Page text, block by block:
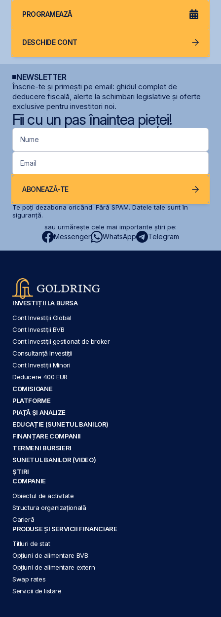
PROGRAMEAZĂ
DESCHIDE CONT
NEWSLETTER
Înscrie-te și primești pe email: ghidul complet de
deducere fiscală, alerte la schimbari legislative și oferte
exclusive pentru investitori noi.
Fii cu un pas înaintea pieței!
Nume
Email
ABONEAZĂ-TE
Te poți dezabona oricând. Fără SPAM. Datele tale sunt în
siguranță.
sau urmărește cele mai importante știri pe:
Messenger WhatsApp Telegram
INVESTIȚII LA BURSA
Cont Investiții Global
Cont Investiții BVB
Cont Investiții gestionat de broker
Consultanță Investiții
Cont Investiții Minori
Deducere 400 EUR
COMISIOANE
PLATFORME
PIAȚĂ ȘI ANALIZE
EDUCAȚIE (SUNETUL BANILOR)
FINANȚARE COMPANII
TERMENI BURSIERI
SUNETUL BANILOR (VIDEO)
ȘTIRI
COMPANIE
Obiectul de activitate
Structura organizațională
Carieră
PRODUSE ȘI SERVICII FINANCIARE
Titluri de stat
Opțiuni de alimentare BVB
Opțiuni de alimentare extern
Swap rates
Servicii de listare